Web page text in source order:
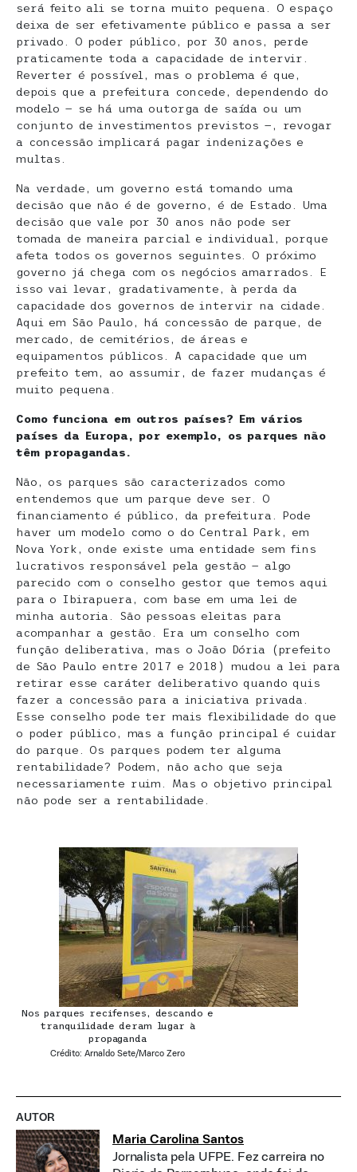
será feito ali se torna muito pequena. O espaço
deixa de ser efetivamente público e passa a ser
privado. O poder público, por 30 anos, perde
praticamente toda a capacidade de intervir.
Reverter é possível, mas o problema é que,
depois que a prefeitura concede, dependendo do
modelo — se há uma outorga de saída ou um
conjunto de investimentos previstos —, revogar
a concessão implicará pagar indenizações e
multas.
Na verdade, um governo está tomando uma
decisão que não é de governo, é de Estado. Uma
decisão que vale por 30 anos não pode ser
tomada de maneira parcial e individual, porque
afeta todos os governos seguintes. O próximo
governo já chega com os negócios amarrados. E
isso vai levar, gradativamente, à perda da
capacidade dos governos de intervir na cidade.
Aqui em São Paulo, há concessão de parque, de
mercado, de cemitérios, de áreas e
equipamentos públicos. A capacidade que um
prefeito tem, ao assumir, de fazer mudanças é
muito pequena.
Como funciona em outros países? Em vários
países da Europa, por exemplo, os parques não
têm propagandas.
Não, os parques são caracterizados como
entendemos que um parque deve ser. O
financiamento é público, da prefeitura. Pode
haver um modelo como o do Central Park, em
Nova York, onde existe uma entidade sem fins
lucrativos responsável pela gestão — algo
parecido com o conselho gestor que temos aqui
para o Ibirapuera, com base em uma lei de
minha autoria. São pessoas eleitas para
acompanhar a gestão. Era um conselho com
função deliberativa, mas o João Dória (prefeito
de São Paulo entre 2017 e 2018) mudou a lei para
retirar esse caráter deliberativo quando quis
fazer a concessão para a iniciativa privada.
Esse conselho pode ter mais flexibilidade do que
o poder público, mas a função principal é cuidar
do parque. Os parques podem ter alguma
rentabilidade? Podem, não acho que seja
necessariamente ruim. Mas o objetivo principal
não pode ser a rentabilidade.
Nos parques recifenses, descando e
tranquilidade deram lugar à
propaganda
Crédito: Arnaldo Sete/Marco Zero
AUTOR
Maria Carolina Santos
Jornalista pela UFPE. Fez carreira no